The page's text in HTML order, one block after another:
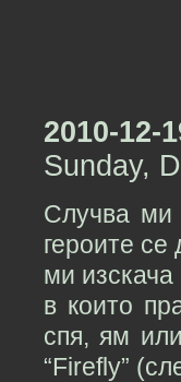
2010-12-
Sunday,
Случва ми
героите
ми
в които
спя, ям
“Firefly”